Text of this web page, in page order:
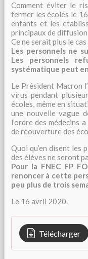
Comment éviter le
fermer les écoles le
enfants et les
principaux de
Ce ne serait plus le cas
Les personnels ne
Les personnels
systématique peut
Le Président Macron
virus pendant
écoles, même en
une nouvelle vague
l’ordre des médecins
de réouverture des
Quoi qu’en disent les
des élèves ne seront
Pour la FNEC FP
renoncer à cette
peu plus de trois
Le 16 avril 2020.
Télécharger